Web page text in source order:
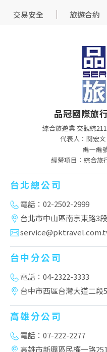
交易安全
旅遊合約
品冠國際旅
綜合旅遊業 交觀綜
代表人：関宏
編一編
經營項目：綜合旅
台北總公司
電話：02-2502-2999
台北市中山區南京東路3
台中分公司
電話：04-2322-3333
台中市西區台灣大道二段
高雄分公司
電話：07-222-2277
高雄市新興區民權一路